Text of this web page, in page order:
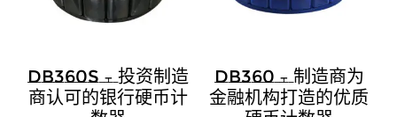
DB360S – 投资制造
商认可的银行硬币计
DB360 – 制造商为
金融机构打造的优质